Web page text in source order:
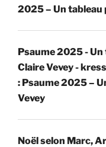
2025 – Un tableau
Psaume 2025 -
Claire Vevey -
: Psaume 2025 –
Vevey
Noël selon Marc,